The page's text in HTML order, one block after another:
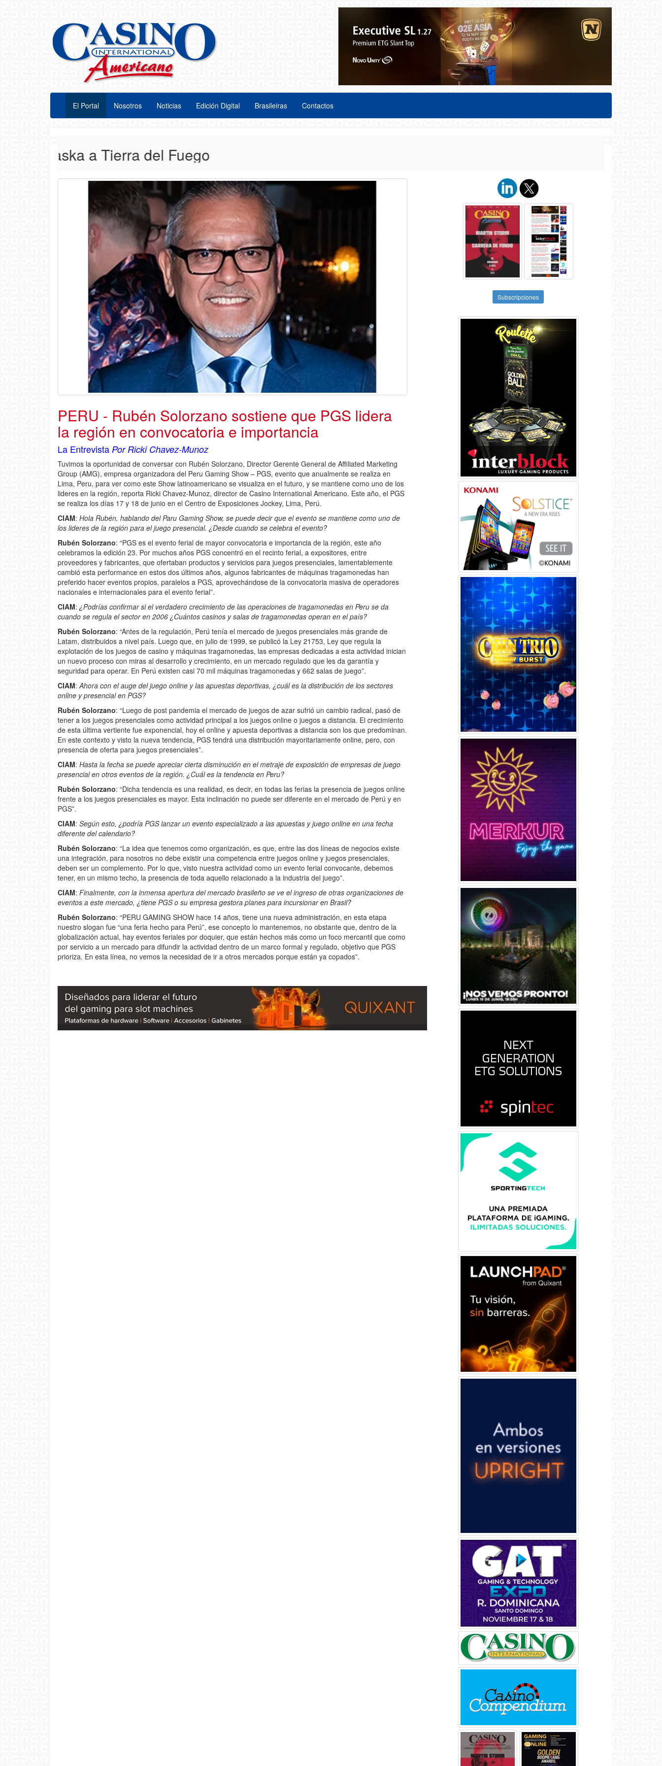
El Portal Nosotros Noticias Edición Digital Brasileiras Contactos
a Tierra del Fuego
PERU - Rubén Solorzano sostiene que PGS lidera
la región en convocatoria e importancia
La Entrevista Por Ricki Chavez-Munoz
Tuvimos la oportunidad de conversar con Rubén Solorzano, Director Gerente General de Affiliated Marketing
Group (AMG), empresa organizadora del Peru Gaming Show – PGS, evento que anualmente se realiza en
Lima, Peru, para ver como este Show latinoamericano se visualiza en el futuro, y se mantiene como uno de los
lideres en la región, reporta Ricki Chavez-Munoz, director de Casino International Americano. Este año, el PGS
se realiza los días 17 y 18 de junio en el Centro de Exposiciones Jockey, Lima, Perú.
CIAM: Hola Rubén, hablando del Paru Gaming Show, se puede decir que el evento se mantiene como uno de
los lideres de la región para el juego presencial. ¿Desde cuando se celebra el evento?
Rubén Solorzano: “PGS es el evento ferial de mayor convocatoria e importancia de la región, este año
celebramos la edición 23. Por muchos años PGS concentró en el recinto ferial, a expositores, entre
proveedores y fabricantes, que ofertaban productos y servicios para juegos presenciales, lamentablemente
cambió esta performance en estos dos últimos años, algunos fabricantes de máquinas tragamonedas han
preferido hacer eventos propios, paralelos a PGS, aprovechándose de la convocatoria masiva de operadores
nacionales e internacionales para el evento ferial”.
CIAM: ¿Podrías confirmar si el verdadero crecimiento de las operaciones de tragamonedas en Peru se da
cuando se regula el sector en 2006 ¿Cuántos casinos y salas de tragamonedas operan en el país?
Rubén Solorzano: “Antes de la regulación, Perú tenía el mercado de juegos presenciales más grande de
Latam, distribuidos a nivel país. Luego que, en julio de 1999, se publicó la Ley 21753, Ley que regula la
explotación de los juegos de casino y máquinas tragamonedas, las empresas dedicadas a esta actividad inician
un nuevo proceso con miras al desarrollo y crecimiento, en un mercado regulado que les da garantía y
seguridad para operar. En Perú existen casi 70 mil máquinas tragamonedas y 662 salas de juego”.
CIAM:Ahora con el auge del juego online y las apuestas deportivas, ¿cuál es la distribución de los sectores
online y presencial en PGS?
Rubén Solorzano: “Luego de post pandemia el mercado de juegos de azar sufrió un cambio radical, pasó de
tener a los juegos presenciales como actividad principal a los juegos online o juegos a distancia. El crecimiento
de esta última vertiente fue exponencial, hoy el online y apuesta deportivas a distancia son los que predominan.
En este contexto y visto la nueva tendencia, PGS tendrá una distribución mayoritariamente online, pero, con
presencia de oferta para juegos presenciales”.
CIAM: Hasta la fecha se puede apreciar cierta disminución en el metraje de exposición de empresas de juego
presencial en otros eventos de la región. ¿Cuál es la tendencia en Peru?
Rubén Solorzano: “Dicha tendencia es una realidad, es decir, en todas las ferias la presencia de juegos online
frente a los juegos presenciales es mayor. Esta inclinación no puede ser diferente en el mercado de Perú y en
PGS”.
CIAM: Según esto, ¿podría PGS lanzar un evento especializado a las apuestas y juego online en una fecha
diferente del calendario?
Rubén Solorzano: “La idea que tenemos como organización, es que, entre las dos líneas de negocios existe
una integración, para nosotros no debe existir una competencia entre juegos online y juegos presenciales,
deben ser un complemento. Por lo que, visto nuestra actividad como un evento ferial convocante, debemos
tener, en un mismo techo, la presencia de toda aquello relacionado a la industria del juego”.
CIAM: Finalmente, con la inmensa apertura del mercado brasileño se ve el ingreso de otras organizaciones de
eventos a este mercado, ¿tiene PGS o su empresa gestora planes para incursionar en Brasil?
Rubén Solorzano: “PERU GAMING SHOW hace 14 años, tiene una nueva administración, en esta etapa
nuestro slogan fue “una feria hecho para Perú”, ese concepto lo mantenemos, no obstante que, dentro de la
globalización actual, hay eventos feriales por doquier, que están hechos más como un foco mercantil que como
por servicio a un mercado para difundir la actividad dentro de un marco formal y regulado, objetivo que PGS
prioriza. En esta línea, no vemos la necesidad de ir a otros mercados porque están ya copados”.
Subscripciones